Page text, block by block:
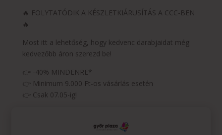
🔥 FOLYTATÓDIK A KÉSZLETKIÁRUSÍTÁS A CCC-BEN
🔥
Most itt a lehetőség, hogy kedvenc darabjaidat még
kedvezőbb áron szerezd be!
👉 -40% MINDENRE*
👉 Minimum 9.000 Ft-os vásárlás esetén
👉 Csak 07.05-ig!
válogass cipők, táskák és kiegészítők közül, és frissítsd